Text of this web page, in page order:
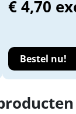
€ 4,70
Bestel nu!